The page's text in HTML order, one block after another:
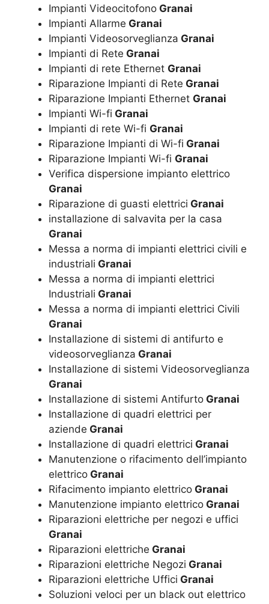
Impianti Videocitofono Granai
Impianti Allarme Granai
Impianti Videosorveglianza Granai
Impianti di Rete Granai
Impianti di rete Ethernet Granai
Riparazione Impianti di Rete Granai
Riparazione Impianti Ethernet Granai
Impianti Wi-fi Granai
Impianti di rete Wi-fi Granai
Riparazione Impianti di Wi-fi Granai
Riparazione Impianti Wi-fi Granai
Verifica dispersione impianto elettrico
Granai
Riparazione di guasti elettrici Granai
installazione di salvavita per la casa
Granai
Messa a norma di impianti elettrici civili e
industriali Granai
Messa a norma di impianti elettrici
Industriali Granai
Messa a norma di impianti elettrici Civili
Granai
Installazione di sistemi di antifurto e
videosorveglianza Granai
Installazione di sistemi Videosorveglianza
Granai
Installazione di sistemi Antifurto Granai
Installazione di quadri elettrici per
aziende Granai
Installazione di quadri elettrici Granai
Manutenzione o rifacimento dell’impianto
elettrico Granai
Rifacimento impianto elettrico Granai
Manutenzione impianto elettrico Granai
Riparazioni elettriche per negozi e uffici
Granai
Riparazioni elettriche Granai
Riparazioni elettriche Negozi Granai
Riparazioni elettriche Uffici Granai
Soluzioni veloci per un black out elettrico